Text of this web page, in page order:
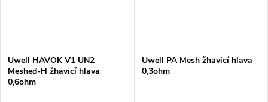
Uwell HAVOK V1 UN2
Meshed-H žhavicí hlava
0,6ohm
Uwell PA Mesh žhavicí hlava
0,3ohm